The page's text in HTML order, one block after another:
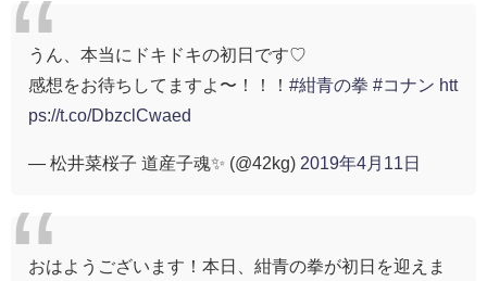
うん、本当にドキドキの初日です♡
感想をお待ちしてますよ〜！！！ #紺青の拳 #コナン htt
ps://t.co/DbzclCwaed
— 松井菜桜子 道産子魂✨ (@42kg) 2019年4月11日
おはようございます！本日、紺青の拳が初日を迎えま